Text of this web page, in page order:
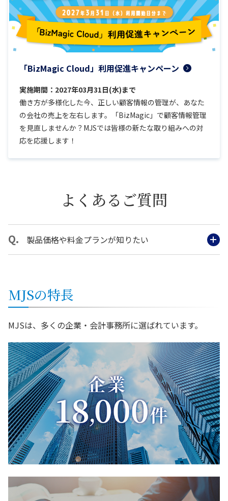
「BizMagic Cloud」利用促進キャンペーン
実施期間：2027年03月31日(水)まで
働き方が多様化した今、正しい顧客情報の管理が、あなた
の会社の売上を左右します。「BizMagic」で顧客情報管理
を見直しませんか？MJSでは皆様の新たな取り組みへの対
応を応援します！
よくあるご質問
製品価格や料金プランが知りたい
MJSの特長
MJSは、多くの企業・会計事務所に選ばれています。